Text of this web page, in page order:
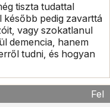
tiszta tudattal
pedig zavarttá
vagy szokatlanul
demencia, hanem
tudni, és hogyan
Fel